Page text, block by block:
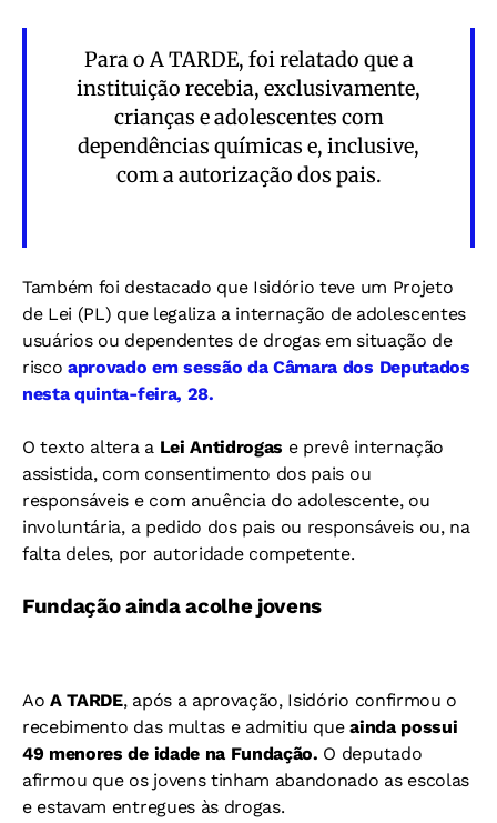
Para o A TARDE, foi relatado que a
instituição recebia, exclusivamente,
crianças e adolescentes com
dependências químicas e, inclusive,
com a autorização dos pais.
Também foi destacado que Isidório teve um Projeto
de Lei (PL) que legaliza a internação de adolescentes
usuários ou dependentes de drogas em situação de
riscoaprovado em sessão da Câmara dos Deputados
nesta quinta-feira, 28.
O texto altera a Lei Antidrogas e prevê internação
assistida, com consentimento dos pais ou
responsáveis e com anuência do adolescente, ou
involuntária, a pedido dos pais ou responsáveis ou, na
falta deles, por autoridade competente.
Fundação ainda acolhe jovens
AoA TARDE, após a aprovação, Isidório confirmou o
recebimento das multas e admitiu queainda possui
49 menores de idade na Fundação. O deputado
afirmou que os jovens tinham abandonado as escolas
e estavam entregues às drogas.